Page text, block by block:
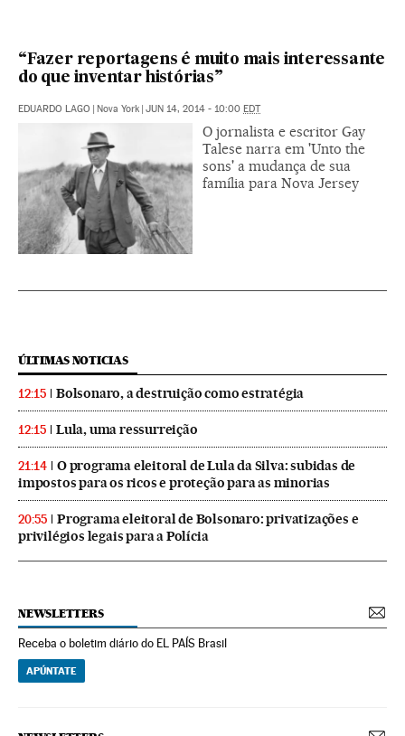
“Fazer reportagens é muito mais interessante
do que inventar histórias”
EDUARDO LAGO Nova York JUN 14, 2014 - 10:00 EDT
O jornalista e escritor Gay
Talese narra em 'Unto the
sons' a mudança de sua
família para Nova Jersey
ÚLTIMAS NOTICIAS
12:15 Bolsonaro, a destruição como estratégia
12:15 Lula, uma ressurreição
21:14
O programa eleitoral de Lula da Silva: subidas de
impostos para os ricos e proteção para as minorias
20:55
Programa eleitoral de Bolsonaro: privatizações e
privilégios legais para a Polícia
NEWSLETTERS
Receba o boletim diário do EL PAÍS Brasil
APÚNTATE